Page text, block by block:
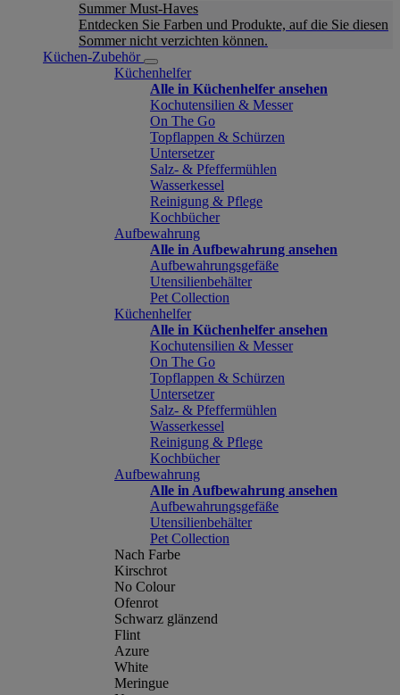
Summer Must-Haves
Entdecken Sie Farben und Produkte, auf die Sie diesen
Sommer nicht verzichten können.
Küchen-Zubehör
Küchenhelfer
Alle in Küchenhelfer ansehen
Kochutensilien & Messer
On The Go
Topflappen & Schürzen
Untersetzer
Salz- & Pfeffermühlen
Wasserkessel
Reinigung & Pflege
Kochbücher
Aufbewahrung
Alle in Aufbewahrung ansehen
Aufbewahrungsgefäße
Utensilienbehälter
Pet Collection
Küchenhelfer
Alle in Küchenhelfer ansehen
Kochutensilien & Messer
On The Go
Topflappen & Schürzen
Untersetzer
Salz- & Pfeffermühlen
Wasserkessel
Reinigung & Pflege
Kochbücher
Aufbewahrung
Alle in Aufbewahrung ansehen
Aufbewahrungsgefäße
Utensilienbehälter
Pet Collection
Nach Farbe
Kirschrot
No Colour
Ofenrot
Schwarz glänzend
Flint
Azure
White
Meringue